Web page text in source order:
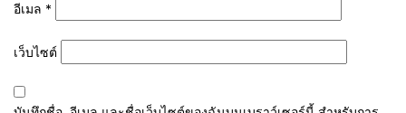
อีเมล *
เว็บไซต์